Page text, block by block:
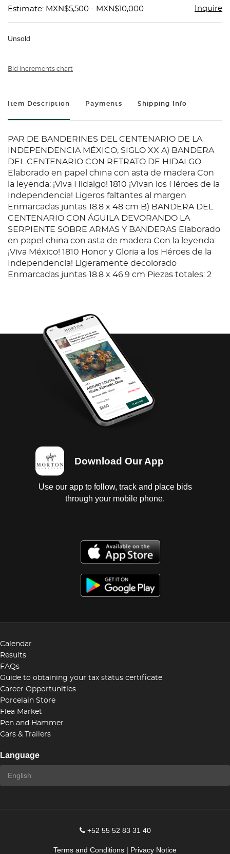
Estimate: MXN$5,500 - MXN$10,000 Inquire
Unsold
Bid increments chart
Item Description Payments Shipping Info
PAR DE BANDERINES DEL CENTENARIO DE LA
INDEPENDENCIA MÉXICO, SIGLO XX A) BANDERA
DEL CENTENARIO CON RETRATO DE HIDALGO
Elaborado en papel china con asta de madera Con
la leyenda: ¡Viva Hidalgo! 1810 ¡Vivan los Héroes de la
Independencia! Ligeros faltantes al margen
Enmarcadas juntas 18.8 x 48 cm B) BANDERA DEL
CENTENARIO CON ÁGUILA DEVORANDO LA
SERPIENTE SOBRE ARMAS Y BANDERAS Elaborado
en papel china con asta de madera Con la leyenda:
¡Viva México! 1810 Honor y Gloria a los Héroes de la
Independencia! Ligeramente decolorado
Enmarcadas juntas 18.8 x 46.9 cm Piezas totales: 2
Download Our App
Use our app to follow, track and place bids
through your mobile phone.
Calendar
Results
FAQs
Guide to obtaining your tax status certificate
Career Opportunities
Porcelain Store
Flea Market
Pen and Hammer
Cars & Trailers
Language
+52 55 52 83 31 40
Terms and Conditions | Privacy Notice